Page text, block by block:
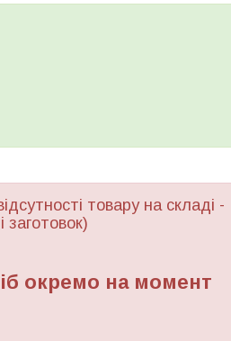
товару на складі -
заготовок)
окремо на момент